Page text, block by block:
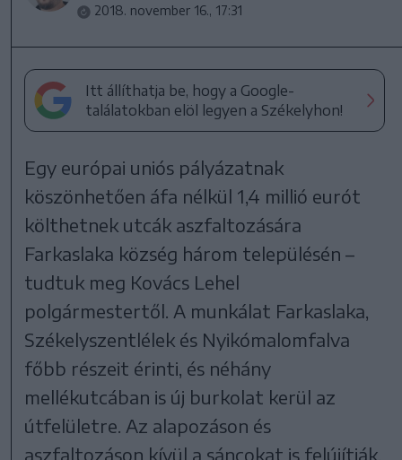
2018. november 16., 17:31
Itt állíthatja be, hogy a Google-
találatokban elöl legyen a Székelyhon!
Egy európai uniós pályázatnak
köszönhetően áfa nélkül 1,4 millió eurót
költhetnek utcák aszfaltozására
Farkaslaka község három településén –
tudtuk meg Kovács Lehel
polgármestertől. A munkálat Farkaslaka,
Székelyszentlélek és Nyikómalomfalva
főbb részeit érinti, és néhány
mellékutcában is új burkolat kerül az
útfelületre. Az alapozáson és
aszfaltozáson kívül a sáncokat is felújítják,